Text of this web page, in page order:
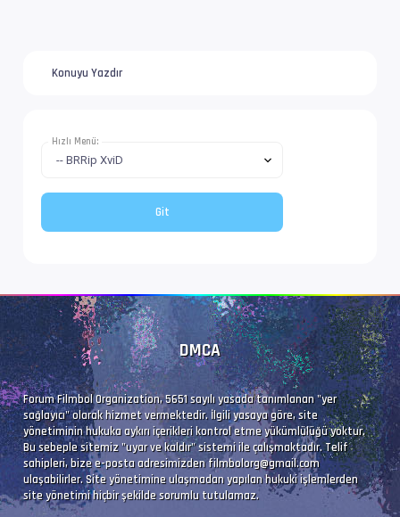
Konuyu Yazdır
Hızlı Menü:
DMCA
Forum Filmbol Organization, 5651 sayılı yasada tanımlanan "yer
sağlayıcı" olarak hizmet vermektedir. İlgili yasaya göre, site
yönetiminin hukuka aykırı içerikleri kontrol etme yükümlülüğü yoktur.
Bu sebeple sitemiz "uyar ve kaldır" sistemi ile çalışmaktadır. Telif
sahipleri, bize e-posta adresimizdenfilmbolorg@gmail.com
ulaşabilirler. Site yönetimine ulaşmadan yapılan hukuki işlemlerden
site yönetimi hiçbir şekilde sorumlu tutulamaz.